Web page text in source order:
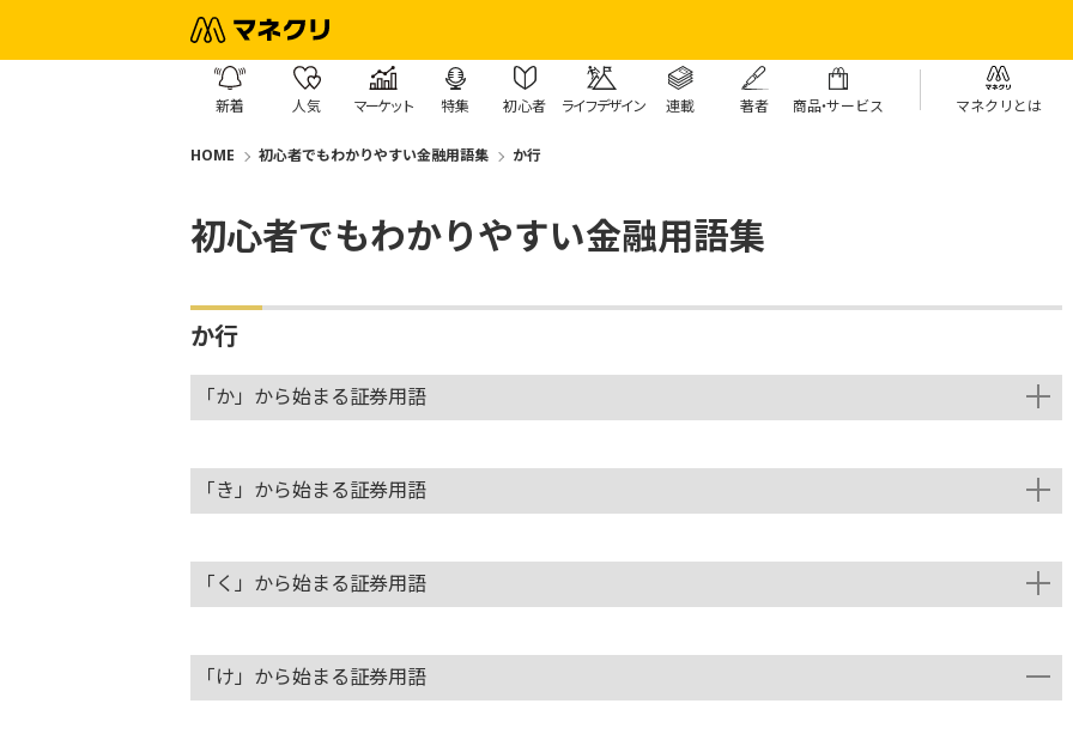
新着 人気 マーケット 特集 初心者 ライフデザイン 連載 著者 商品・サービス マネクリとは
HOME 初心者でもわかりやすい金融用語集 か行
初心者でもわかりやすい金融用語集
か行
「か」から始まる証券用語
「き」から始まる証券用語
「く」から始まる証券用語
「け」から始まる証券用語